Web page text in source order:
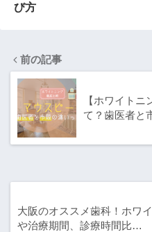
び方
前の記事
【ホワイト
て？歯医者と
大阪のオススメ歯科！ホワ
や治療期間、診療時間比…